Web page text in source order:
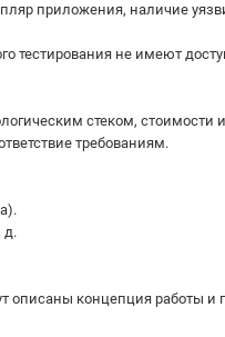
приложения, наличие
тестирования не имеют
стеком, стоимости
требованиям.
д.
описаны концепция работы и